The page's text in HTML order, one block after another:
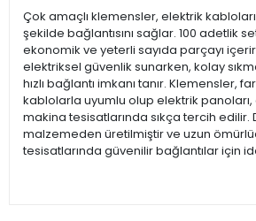
Çok amaçlı klemensler, elektrik
şekilde bağlantısını sağlar. 100 adetlik
ekonomik ve yeterli sayıda parçayı
elektriksel güvenlik sunarken, kolay
hızlı bağlantı imkanı tanır. Klemensler,
kablolarla uyumlu olup elektrik panoları,
makina tesisatlarında sıkça tercih edilir.
malzemeden üretilmiştir ve uzun
tesisatlarında güvenilir bağlantılar için